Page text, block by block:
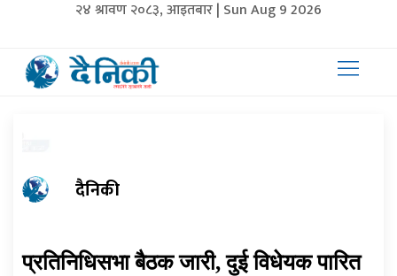
२४ श्रावण २०८३, आइतबार | Sun Aug 9 2026
दैनिकी
प्रतिनिधिसभा बैठक जारी, दुई विधेयक पारित